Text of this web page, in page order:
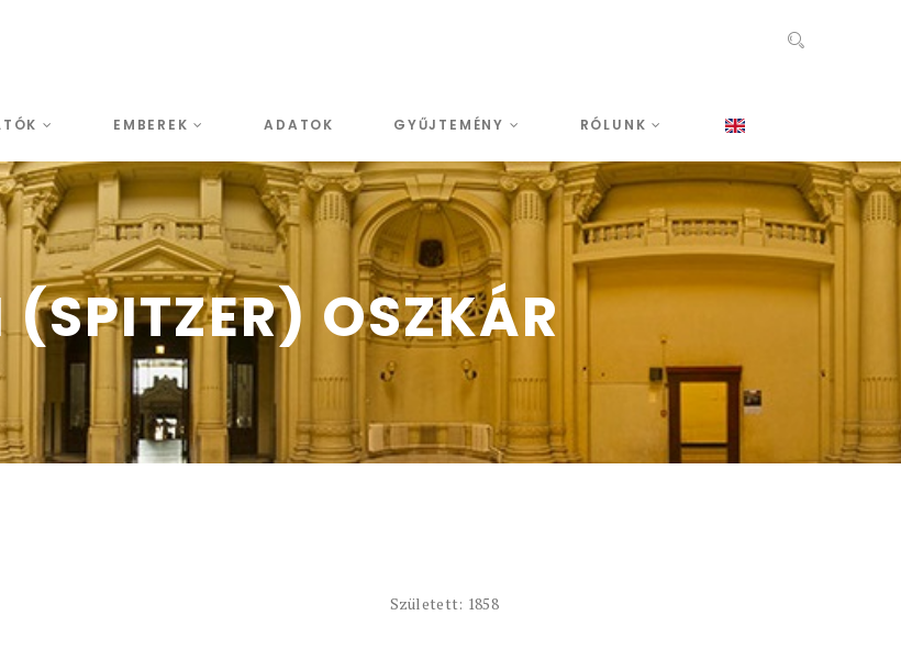
EMBEREK ADATOK GYŰJTEMÉNY RÓLUNK
OSZKÁR
Született: 1858